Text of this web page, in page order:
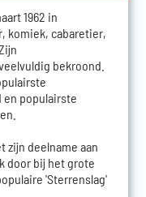
1962 in
komiek, cabaretier,
bekroond.
populairste
zijn deelname aan
door bij het grote
'Sterrenslag'